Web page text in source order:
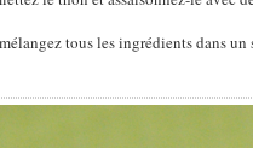
tous les ingrédients dans